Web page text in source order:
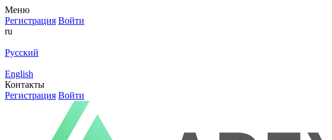
Меню
Регистрация Войти
ru
Русский
English
Контакты
Регистрация Войти